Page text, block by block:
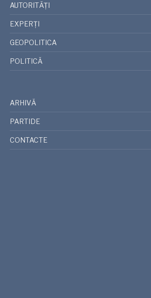
AUTORITĂȚI
EXPERȚI
GEOPOLITICA
POLITICĂ
ARHIVĂ
PARTIDE
CONTACTE